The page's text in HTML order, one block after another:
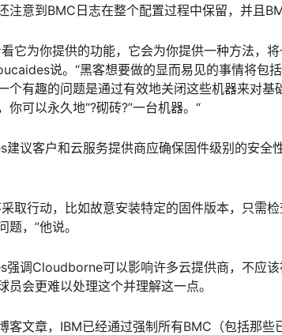
注意到BMC日志在整个配置过程中保留，并且
它为你提供的功能，它会为你提供一种方法，
说。“黑客想要做的显而易见的事情将包
个有趣的问题是通过有效地关闭这些机器来对
你可以永久地“?砌砖?”一台机器。“
建议客户和云服务提供商应确保固件级别的安全
取行动，比如故意安装特定的固件版本，只需
题，”他说。
强调Cloudborne可以影响许多云提供商，不应
员会更难以处理这个并理解这一点。
客文章，IBM已经通过强制所有BMC（包括那